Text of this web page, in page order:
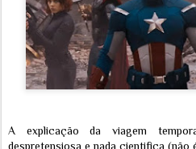
A explicação da viagem
despretensiosa e nada cientifica